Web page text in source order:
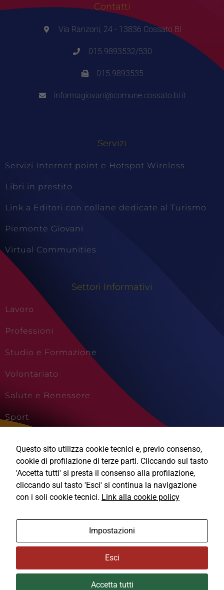
Contatti
Via Ranzoni, 24 - 13836 Cossato BI
015.9893532/530
015.9893535
informagiovani@comune.cossato.bi.it
Servizi
Servizi Internet point e Hotspot Wireless
Libri in prestito
Link a Editori con collane dedicate al Turismo
Piemonte Giovani
Virtual Communities
Settori Informativi
Lavoro
Professioni
Studio e Formazione
Volontariato
Salute e Benessere
Sport
Viaggi e Vacanze
Ⓒ2026, Technical Design s.r.l.
Informativa Privacy
Cookie Policy
Questo sito utilizza cookie tecnici e, previo consenso,
cookie di profilazione di terze parti. Cliccando sul tasto
'Accetta tutti' si presta il consenso alla profilazione,
cliccando sul tasto 'Esci' si continua la navigazione
con i soli cookie tecnici. Link alla cookie policy
Impostazioni
Esci
Accetta tutti
Tecnici
per il
funzionamento
del sito e non
disabilitati.
Questi cookie